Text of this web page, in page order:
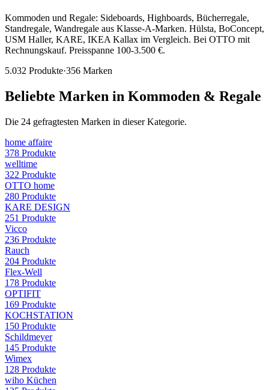
Kommoden und Regale: Sideboards, Highboards, Bücherregale,
Standregale, Wandregale aus Klasse-A-Marken. Hülsta, BoConcept,
USM Haller, KARE, IKEA Kallax im Vergleich. Bei OTTO mit
Rechnungskauf. Preisspanne 100-3.500 €.
5.032 Produkte·356 Marken
Beliebte Marken in Kommoden & Regale
Die 24 gefragtesten Marken in dieser Kategorie.
home affaire
378 Produkte
welltime
322 Produkte
OTTO home
280 Produkte
KARE DESIGN
251 Produkte
Vicco
236 Produkte
Rauch
204 Produkte
Flex-Well
178 Produkte
OPTIFIT
169 Produkte
KOCHSTATION
150 Produkte
Schildmeyer
145 Produkte
Wimex
128 Produkte
wiho Küchen